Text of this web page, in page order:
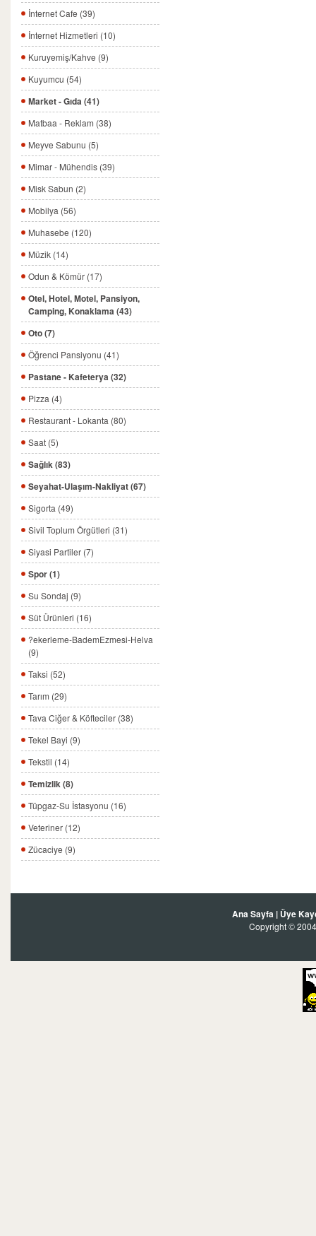
İnternet Cafe (39)
İnternet Hizmetleri (10)
Kuruyemiş/Kahve (9)
Kuyumcu (54)
Market - Gıda (41)
Matbaa - Reklam (38)
Meyve Sabunu (5)
Mimar - Mühendis (39)
Misk Sabun (2)
Mobilya (56)
Muhasebe (120)
Müzik (14)
Odun & Kömür (17)
Otel, Hotel, Motel, Pansiyon,
Camping, Konaklama (43)
Oto (7)
Öğrenci Pansiyonu (41)
Pastane - Kafeterya (32)
Pizza (4)
Restaurant - Lokanta (80)
Saat (5)
Sağlık (83)
Seyahat-Ulaşım-Nakliyat (67)
Sigorta (49)
Sivil Toplum Örgütleri (31)
Siyasi Partiler (7)
Spor (1)
Su Sondaj (9)
Süt Ürünleri (16)
?ekerleme-BademEzmesi-Helva
(9)
Taksi (52)
Tarım (29)
Tava Ciğer & Köfteciler (38)
Tekel Bayi (9)
Tekstil (14)
Temizlik (8)
Tüpgaz-Su İstasyonu (16)
Veteriner (12)
Zücaciye (9)
Ana Sayfa | Üye
Copyright ©